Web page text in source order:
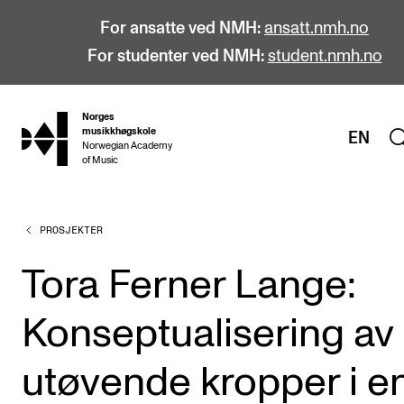
For ansatte ved NMH: ansatt.nmh.no
For studenter ved NMH: student.nmh.no
hjem
Norges
musikkhøgskole
Norwegian Academy
of Music
EN
STUDIER
Alle studier
Bachelor
Master
Årsstudium og videreutdanning
PROSJEKTER
Tora Ferner Lange:
Konseptualisering av
utøvende kropper i